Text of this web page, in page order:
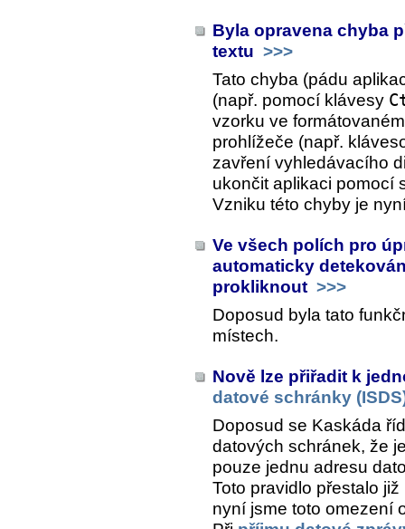
Byla opravena chyba
textu >>>
Tato chyba (pádu
(např. pomocí klávesy
vzorku ve
prohlížeče (např.
zavření vyhledávacího
ukončit aplikaci pomocí
Vzniku této chyby je
Ve všech polích pro
automaticky
prokliknout >>>
Doposud byla tato
místech.
Nově lze přiřadit k
datové schránky
Doposud se Kaskáda
datových schránek, že
pouze jednu adresu
Toto pravidlo přestalo
nyní jsme toto omezení